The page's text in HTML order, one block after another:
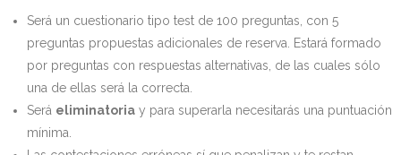
Será un cuestionario tipo test de 100 preguntas, con 5
preguntas propuestas adicionales de reserva. Estará formado
por preguntas con respuestas alternativas, de las cuales sólo
una de ellas será la correcta.
Será eliminatoria y para superarla necesitarás una puntuación
mínima.